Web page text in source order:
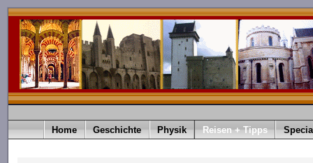
Home Geschichte Physik Reisen + Tipps